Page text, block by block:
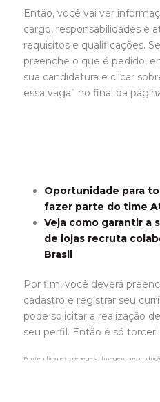
Então, você vai ver
cargo, responsabilidades e
requisitos e qualificações.
preenche o que é pedido,
sua candidatura e clicar
essa vaga” no final da
Oportunidade para
fazer parte do time
Veja como garantir a
de lojas recruta
Brasil
Por fim, você deverá
cadastro e registrar seu
pode solicitar a realização
seu perfil. Então é só
Fonte: clickpetroleoegas | Imagem: